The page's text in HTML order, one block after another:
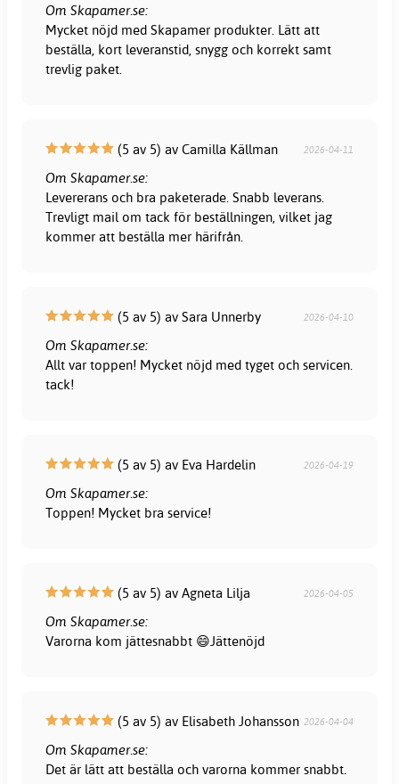
Om Skapamer.se:
Mycket nöjd med Skapamer produkter. Lätt att
beställa, kort leveranstid, snygg och korrekt samt
trevlig paket.
(5 av 5) av Camilla Källman 2026-04-11
Om Skapamer.se:
Levererans och bra paketerade. Snabb leverans.
Trevligt mail om tack för beställningen, vilket jag
kommer att beställa mer härifrån.
(5 av 5) av Sara Unnerby 2026-04-10
Om Skapamer.se:
Allt var toppen! Mycket nöjd med tyget och servicen.
tack!
(5 av 5) av Eva Hardelin 2026-04-19
Om Skapamer.se:
Toppen! Mycket bra service!
(5 av 5) av Agneta Lilja 2026-04-05
Om Skapamer.se:
Varorna kom jättesnabbt 😄Jättenöjd
(5 av 5) av Elisabeth Johansson 2026-04-04
Om Skapamer.se:
Det är lätt att beställa och varorna kommer snabbt.